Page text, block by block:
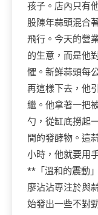
孩子。店內只有
股陳年蒜頭混合
飛行。今天的營
的生意，而是他
懼。新鮮蒜頭每
再這樣下去，他
繼。他拿著一把
勺，從缸底撈起
間的發酵物。這
小時，他就要用
**「溫和的震動
廖沾沾專注於與
始發出一些不對